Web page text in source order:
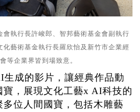
會執行長許峻郎、智邦藝術基金會副執行
化藝術基金執行長羅欣怡及新竹市企業經
會等企業界皆到場致意。
生成的影片，讓經典作品動
，展現文化工藝x AI科技的
位人間國寶，包括木雕藝